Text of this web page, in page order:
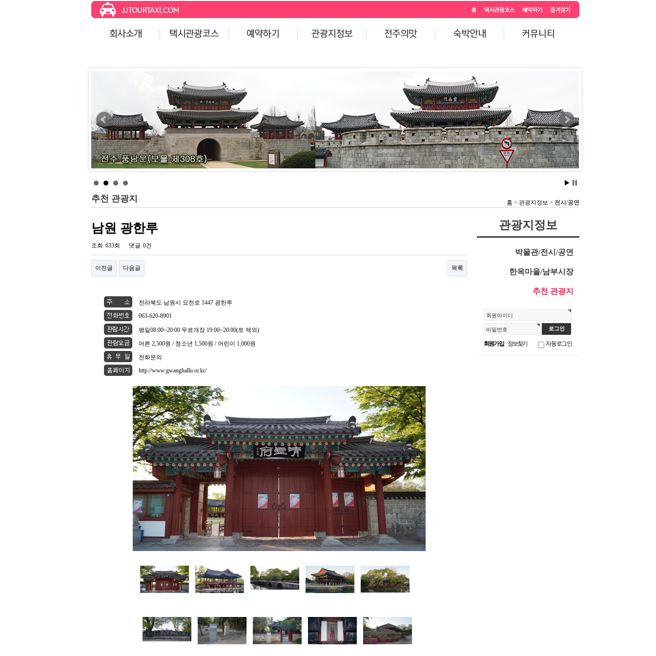
추천 관광지 홈 > 관광지정보 > 전시/공연
남원 광한루
조회 633회 댓글 0건
이전글 다음글 목록
전라북도 남원시 요천로 1447 광한루
063-620-8901
평일08:00~20:00 무료개장 19:00~20:00(토 제외)
어른 2,500원 / 청소년 1,500원 / 어린이 1,000원
전화문의
http://www.gwanghallu.or.kr/
관광지정보
박물관/전시/공연
한옥마을/남부시장
추천 관광지
회원아이디
비밀번호
회원가입 정보찾기 자동로그인